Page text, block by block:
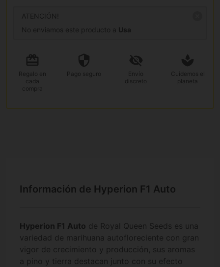
ATENCIÓN!
No enviamos este producto a Usa
Regalo en
cada
compra
Pago seguro
Envío
discreto
Cuidemos el
planeta
Información de Hyperion F1 Auto
Hyperion F1 Auto de Royal Queen Seeds es una
variedad de marihuana autofloreciente con gran
vigor de crecimiento y producción, sus aromas
a pino y tierra destacan junto con su efecto